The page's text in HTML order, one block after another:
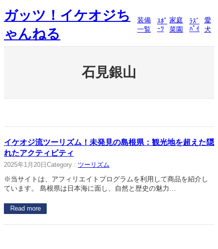
容
ス
キ
ガッツ！イケオジち
ゃんねる
装備
一覧
ｽﾎﾟ
ｰﾂ
家庭
菜園
ﾗｽﾞ
ﾊﾟｲ
愛
犬
石見銀山
イケオジ流ツーリズム！未発見の島根県：観光地を超えた隠
れたアクティビティ
2025年1月20日 Category : ツーリズム
※当サイトは、アフィリエイトプログラムを利用して商品を紹介し
ています。 島根県は日本海に面し、自然と歴史の魅力…
Read more